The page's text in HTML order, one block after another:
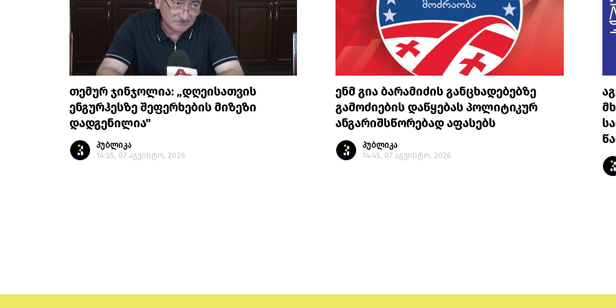
თემურ ჯინჯოლია: „დღეისათვის
ენგურჰესზე შეფერხების მიზეზი
დადგენილია"
პუბლიკა
14:55, 07 აგვისტო, 2026
ენმ გია ბარამიძის განცხადებებზე
გამოძიების დაწყებას პოლიტიკურ
ანგარიშსწორებად აფასებს
პუბლიკა
14:45, 07 აგვისტო, 2026